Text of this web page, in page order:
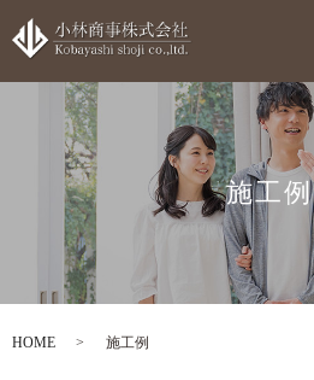
施工例
HOME 施工例